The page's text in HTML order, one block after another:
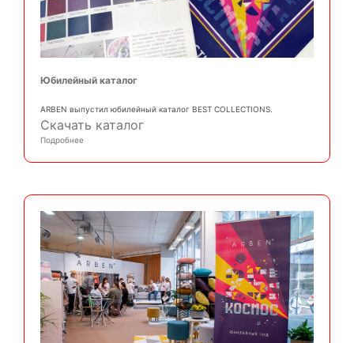
Юбилейный каталог
ARBEN выпустил юбилейный каталог BEST COLLECTIONS.
Скачать каталог
Подробнее